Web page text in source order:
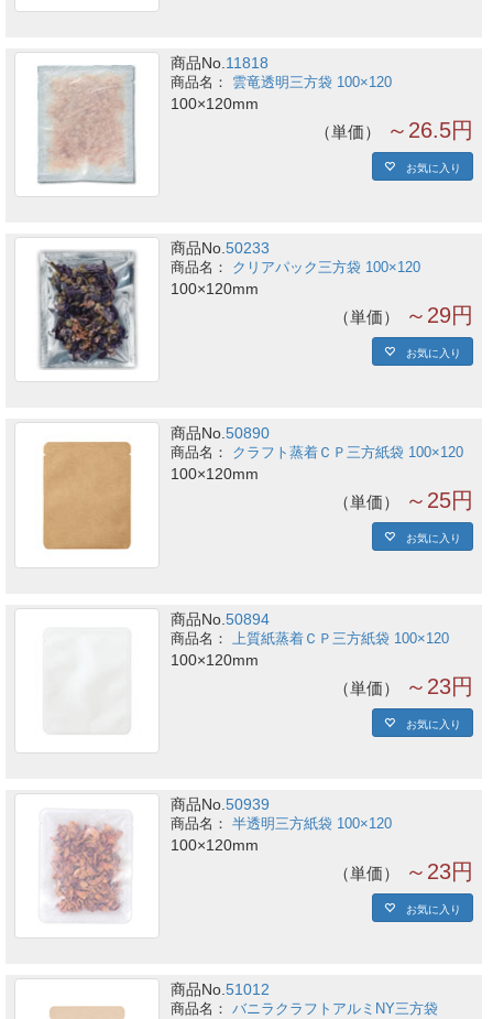
商品No. 11818
雲竜透明三方袋 100×120
100×120mm
単価 ～26.5円
お気に入り
商品No.50233
クリアパック三方袋 100×120
100×120mm
単価 ～29円
お気に入り
商品No.50890
クラフト蒸着ＣＰ三方紙袋 100×120
100×120mm
単価 ～25円
お気に入り
商品No.50894
上質紙蒸着ＣＰ三方紙袋 100×120
100×120mm
単価 ～23円
お気に入り
商品No.50939
半透明三方紙袋 100×120
100×120mm
単価 ～23円
お気に入り
商品No.51012
バニラクラフトアルミNY三方袋